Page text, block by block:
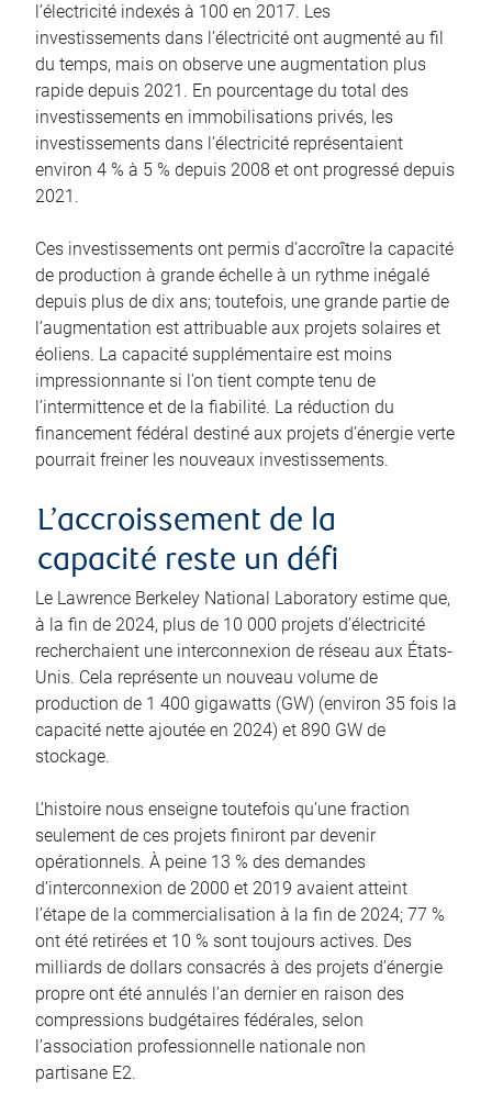
l’électricité indexés à 100 en 2017. Les
investissements dans l’électricité ont augmenté au fil
du temps, mais on observe une augmentation plus
rapide depuis 2021. En pourcentage du total des
investissements en immobilisations privés, les
investissements dans l’électricité représentaient
environ 4 % à 5 % depuis 2008 et ont progressé depuis
2021.
Ces investissements ont permis d’accroître la capacité
de production à grande échelle à un rythme inégalé
depuis plus de dix ans; toutefois, une grande partie de
l’augmentation est attribuable aux projets solaires et
éoliens. La capacité supplémentaire est moins
impressionnante si l’on tient compte tenu de
l’intermittence et de la fiabilité. La réduction du
financement fédéral destiné aux projets d’énergie verte
pourrait freiner les nouveaux investissements.
L’accroissement de la
capacité reste un défi
Le Lawrence Berkeley National Laboratory estime que,
à la fin de 2024, plus de 10 000 projets d’électricité
recherchaient une interconnexion de réseau aux États-
Unis. Cela représente un nouveau volume de
production de 1 400 gigawatts (GW) (environ 35 fois la
capacité nette ajoutée en 2024) et 890 GW de
stockage.
L’histoire nous enseigne toutefois qu’une fraction
seulement de ces projets finiront par devenir
opérationnels. À peine 13 % des demandes
d’interconnexion de 2000 et 2019 avaient atteint
l’étape de la commercialisation à la fin de 2024; 77 %
ont été retirées et 10 % sont toujours actives. Des
milliards de dollars consacrés à des projets d’énergie
propre ont été annulés l’an dernier en raison des
compressions budgétaires fédérales, selon
l’association professionnelle nationale non
partisane E2.